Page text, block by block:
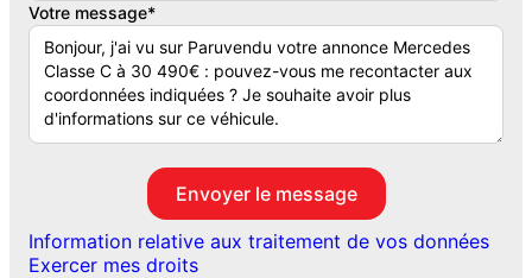
Votre message*
Information relative aux traitement de vos données
Exercer mes droits